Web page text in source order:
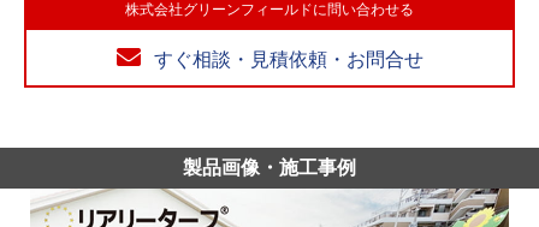
株式会社グリーンフィールドに問い合わせる
すぐ相談・見積依頼・お問合せ
製品画像・施工事例